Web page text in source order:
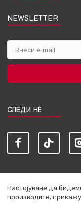
NEWSLETTER
СЛЕДИ НЀ
Настојуваме да
производите,